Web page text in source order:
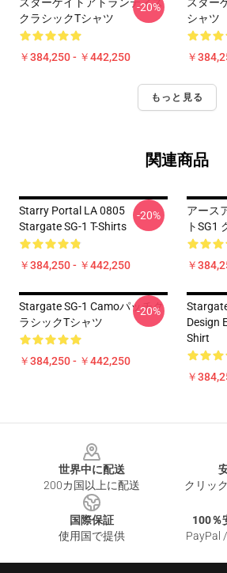
クラシックTシャツ
￥384,250 - ￥442,250
-20%
シャツ
￥
もっと見る
関連商品
Starry Portal LA 0805
Stargate SG-1 T-Shirts
￥384,250 - ￥442,250
-20%
アース
トSG1
￥
Stargate SG-1 Camoパッチク
ラシックTシャツ
￥384,250 - ￥442,250
-20%
Design
Shirt
￥
世界中に配送
200カ国以上に配送
クリッ
国際保証
使用国で提供
100％
PayPal